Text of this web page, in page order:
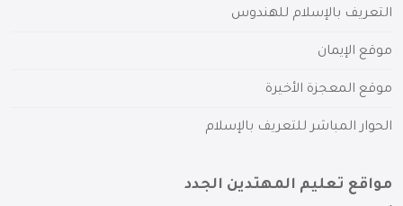
التعريف بالإسلام للهندوس
موقع الإيمان
موقع المعجزة الأخيرة
الحوار المباشر للتعريف بالإسلام
مواقع تعليم المهتدين الجدد